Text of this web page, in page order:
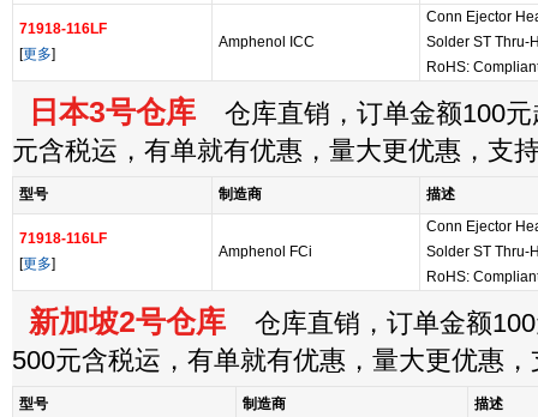
71918-116LF
[更多]
Amphenol ICC
Conn Ejector
Solder ST Thru-
RoHS:
日本3号仓库 仓库直销，订单金额100元
元含税运，有单就有优惠，量大更优惠，支
型号 制造商 描述
71918-116LF
[更多]
Amphenol FCi
Conn Ejector
Solder ST Thru-
RoHS:
新加坡2号仓库 仓库直销，订单金额
500元含税运，有单就有优惠，量大更优惠
型号 制造商
描述